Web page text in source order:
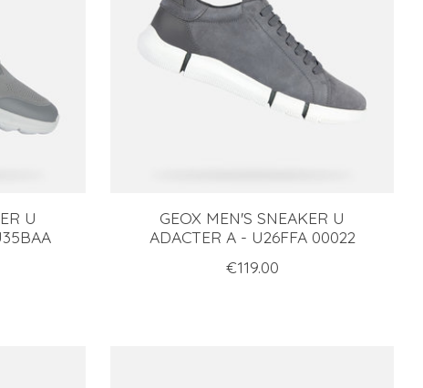
U
GEOX MEN'S SNEAKER U
ADACTER A - U26FFA 00022
€119.00